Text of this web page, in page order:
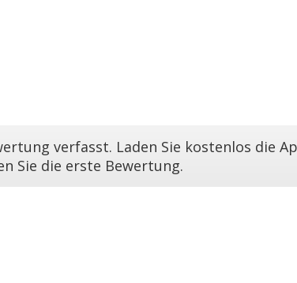
verfasst. Laden Sie kostenlos die
Sie die erste Bewertung.